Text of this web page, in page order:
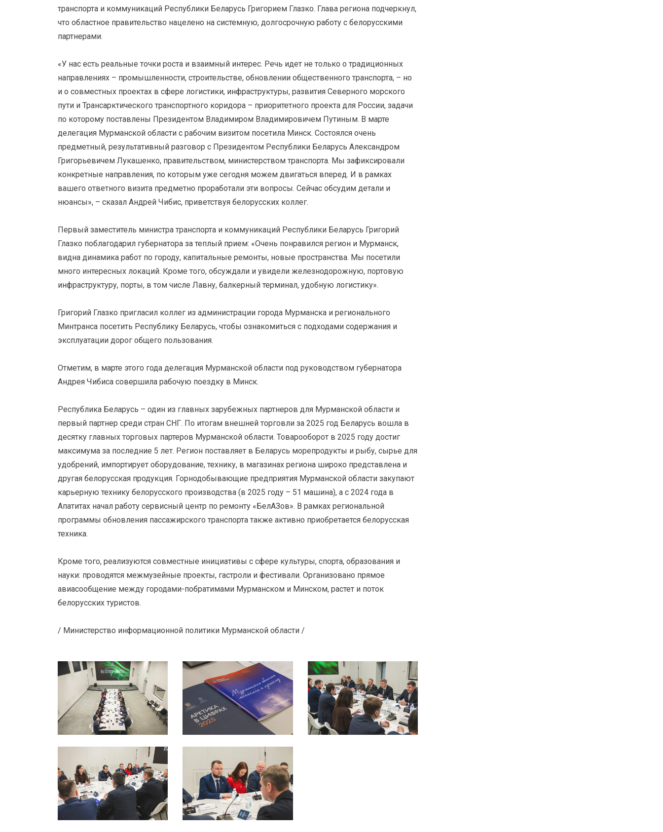
транспорта и коммуникаций Республики Беларусь Григорием Глазко. Глава региона подчеркнул,
что областное правительство нацелено на системную, долгосрочную работу с белорусскими
партнерами.
«У нас есть реальные точки роста и взаимный интерес. Речь идет не только о традиционных
направлениях – промышленности, строительстве, обновлении общественного транспорта, – но
и о совместных проектах в сфере логистики, инфраструктуры, развития Северного морского
пути и Трансарктического транспортного коридора – приоритетного проекта для России, задачи
по которому поставлены Президентом Владимиром Владимировичем Путиным. В марте
делегация Мурманской области с рабочим визитом посетила Минск. Состоялся очень
предметный, результативный разговор с Президентом Республики Беларусь Александром
Григорьевичем Лукашенко, правительством, министерством транспорта. Мы зафиксировали
конкретные направления, по которым уже сегодня можем двигаться вперед. И в рамках
вашего ответного визита предметно проработали эти вопросы. Сейчас обсудим детали и
нюансы», – сказал Андрей Чибис, приветствуя белорусских коллег.
Первый заместитель министра транспорта и коммуникаций Республики Беларусь Григорий
Глазко поблагодарил губернатора за теплый прием: «Очень понравился регион и Мурманск,
видна динамика работ по городу, капитальные ремонты, новые пространства. Мы посетили
много интересных локаций. Кроме того, обсуждали и увидели железнодорожную, портовую
инфраструктуру, порты, в том числе Лавну, балкерный терминал, удобную логистику».
Григорий Глазко пригласил коллег из администрации города Мурманска и регионального
Минтранса посетить Республику Беларусь, чтобы ознакомиться с подходами содержания и
эксплуатации дорог общего пользования.
Отметим, в марте этого года делегация Мурманской области под руководством губернатора
Андрея Чибиса совершила рабочую поездку в Минск.
Республика Беларусь – один из главных зарубежных партнеров для Мурманской области и
первый партнер среди стран СНГ. По итогам внешней торговли за 2025 год Беларусь вошла в
десятку главных торговых партеров Мурманской области. Товарооборот в 2025 году достиг
максимума за последние 5 лет. Регион поставляет в Беларусь морепродукты и рыбу, сырье для
удобрений, импортирует оборудование, технику, в магазинах региона широко представлена и
другая белорусская продукция. Горнодобывающие предприятия Мурманской области закупают
карьерную технику белорусского производства (в 2025 году – 51 машина), а с 2024 года в
Апатитах начал работу сервисный центр по ремонту «БелАЗов». В рамках региональной
программы обновления пассажирского транспорта также активно приобретается белорусская
техника.
Кроме того, реализуются совместные инициативы с сфере культуры, спорта, образования и
науки: проводятся межмузейные проекты, гастроли и фестивали. Организовано прямое
авиасообщение между городами-побратимами Мурманском и Минском, растет и поток
белорусских туристов.
/ Министерство информационной политики Мурманской области /